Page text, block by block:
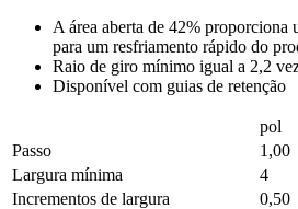
A área aberta de 42%
para um resfriamento rápido do
Raio de giro mínimo igual a 2,2
Disponível com guias de retenção
pol
Passo
1,00
Largura mínima
4
Incrementos de largura
0,50